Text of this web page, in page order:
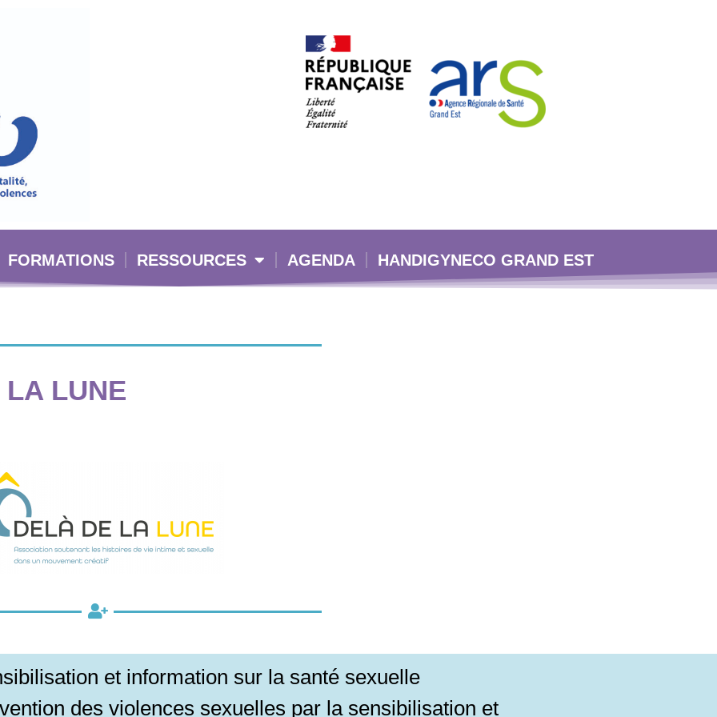
FORMATIONS RESSOURCES AGENDA HANDIGYNECO GRAND EST
LUNE
et information sur la santé sexuelle
des violences sexuelles par la sensibilisation et